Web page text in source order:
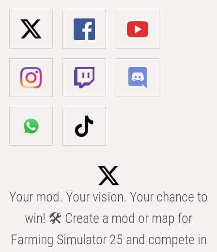
Your mod. Your vision. Your chance to
win! 🛠️ Create a mod or map for
Farming Simulator 25 and compete in